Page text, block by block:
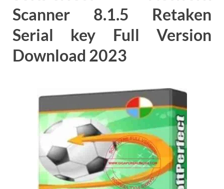
Scanner 8.1.5 Retaken
Serial key Full Version
Download 2023